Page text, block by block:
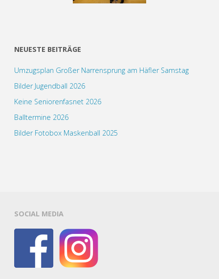
NEUESTE BEITRÄGE
Umzugsplan Großer Narrensprung am Häfler Samstag
Bilder Jugendball 2026
Keine Seniorenfasnet 2026
Balltermine 2026
Bilder Fotobox Maskenball 2025
SOCIAL MEDIA